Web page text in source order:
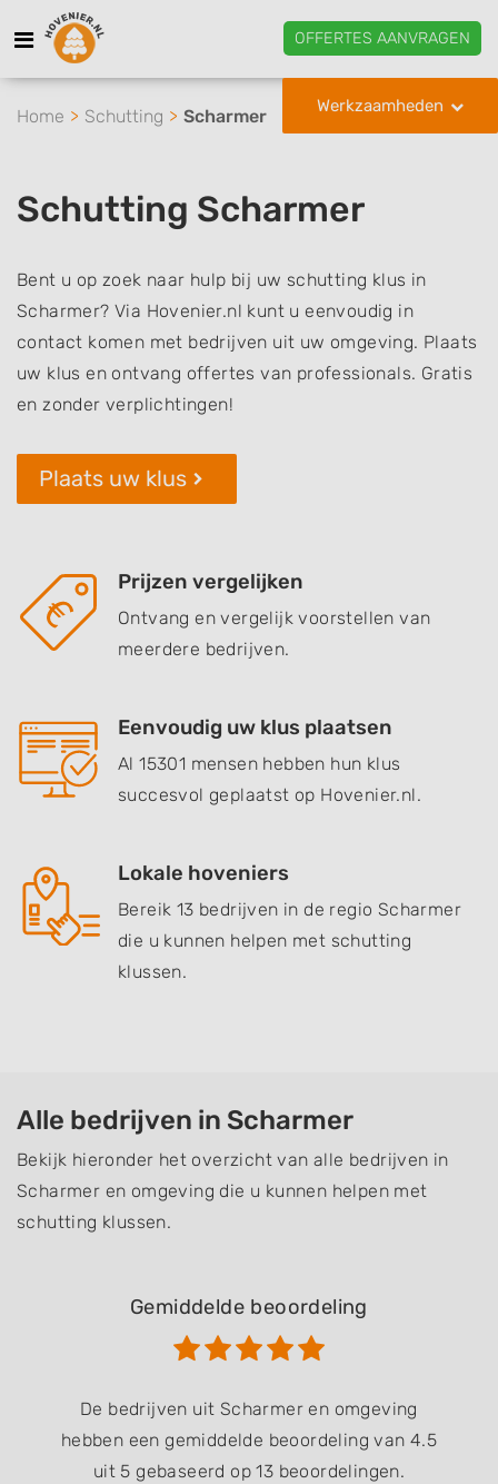
OFFERTES AANVRAGEN
Werkzaamheden
Home Schutting Scharmer
Schutting Scharmer
Bent u op zoek naar hulp bij uw schutting klus in
Scharmer? Via Hovenier.nl kunt u eenvoudig in
contact komen met bedrijven uit uw omgeving. Plaats
uw klus en ontvang offertes van professionals. Gratis
en zonder verplichtingen!
Plaats uw klus
Prijzen vergelijken
Ontvang en vergelijk voorstellen van
meerdere bedrijven.
Eenvoudig uw klus plaatsen
Al 15301 mensen hebben hun klus
succesvol geplaatst op Hovenier.nl.
Lokale hoveniers
Bereik 13 bedrijven in de regio Scharmer
die u kunnen helpen met schutting
klussen.
Alle bedrijven in Scharmer
Bekijk hieronder het overzicht van alle bedrijven in
Scharmer en omgeving die u kunnen helpen met
schutting klussen.
Gemiddelde beoordeling
De bedrijven uit Scharmer en omgeving
hebben een gemiddelde beoordeling van 4.5
uit 5 gebaseerd op 13 beoordelingen.